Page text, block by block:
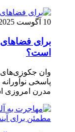
10 آگوست 2025
برای
است؟
وان جکوزی‌های
پاسخی
مدرن امروزی